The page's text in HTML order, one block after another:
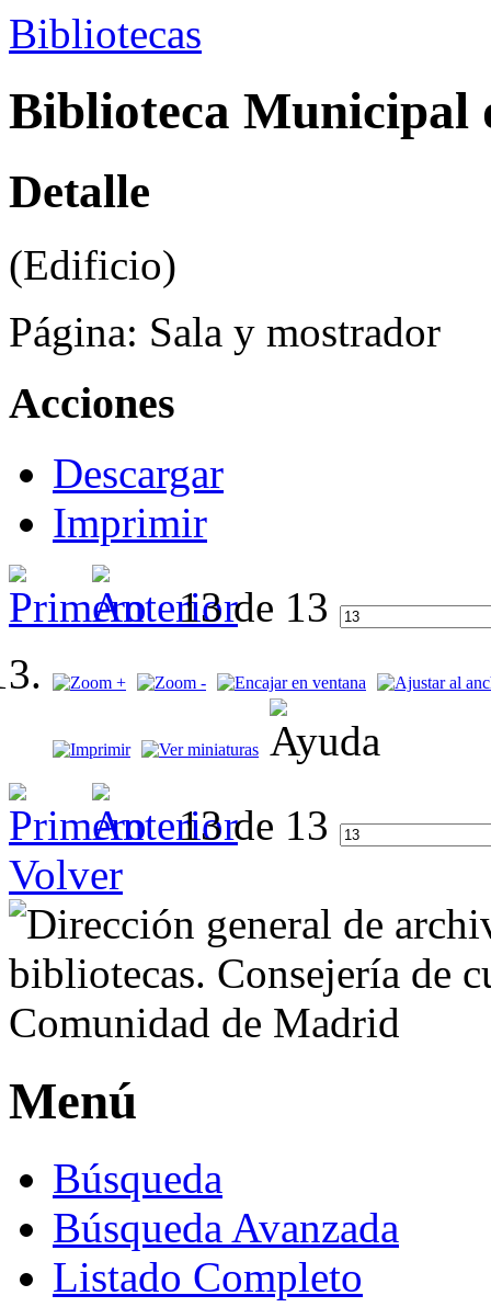
Bibliotecas
Biblioteca Municipal
Detalle
(Edificio)
Página: Sala y mostrador
Acciones
Descargar
Imprimir
13 de 13
13 de 13
Volver
Menú
Búsqueda
Búsqueda Avanzada
Listado Completo